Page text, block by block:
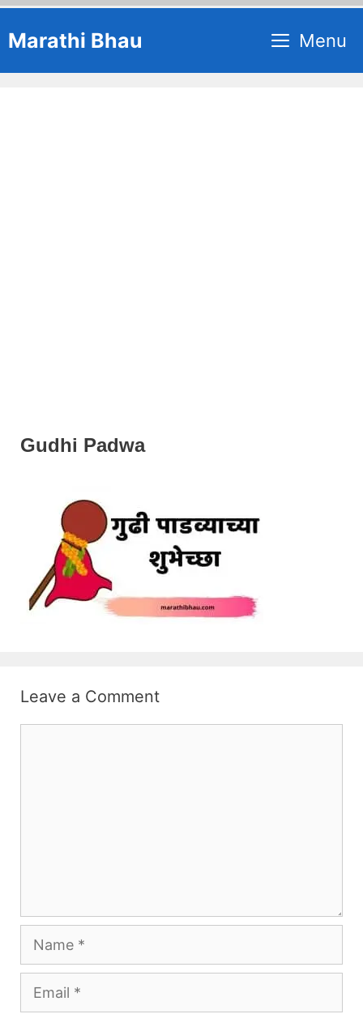
toMarathi Bhau Menu
Gudhi Padwa
Leave a Comment
Name
Email